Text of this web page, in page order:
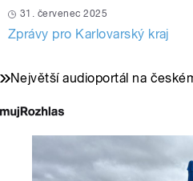
31. červenec 2025
Zprávy pro Karlovarský kraj
Největší audioportál na